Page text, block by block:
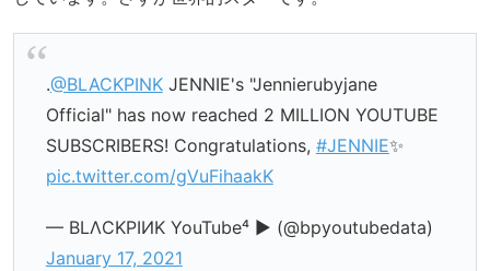
.@BLACKPINKJENNIE's "Jennierubyjane
Official" has now reached 2 MILLION YOUTUBE
SUBSCRIBERS! Congratulations, #JENNIE✨
pic.twitter.com/gVuFihaakK
— BLΛCKPIИK YouTube⁴ ▶ (@bpyoutubedata)
January 17, 2021